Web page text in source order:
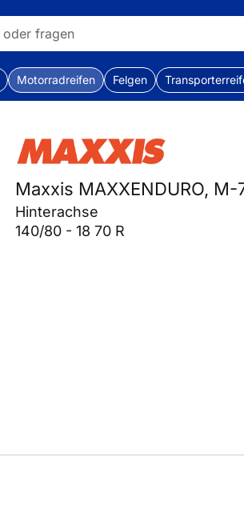
Motorradreifen Felgen
Maxxis MAXXENDURO, M-
Hinterachse
140/80 - 18 70 R